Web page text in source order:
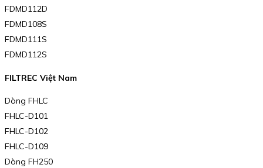
FDMD112D
FDMD108S
FDMD111S
FDMD112S
FILTREC Việt Nam
Dòng FHLC
FHLC-D101
FHLC-D102
FHLC-D109
Dòng FH250